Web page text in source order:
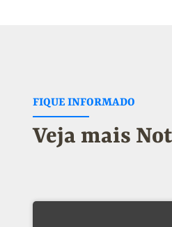
FIQUE INFORMADO
Veja mais